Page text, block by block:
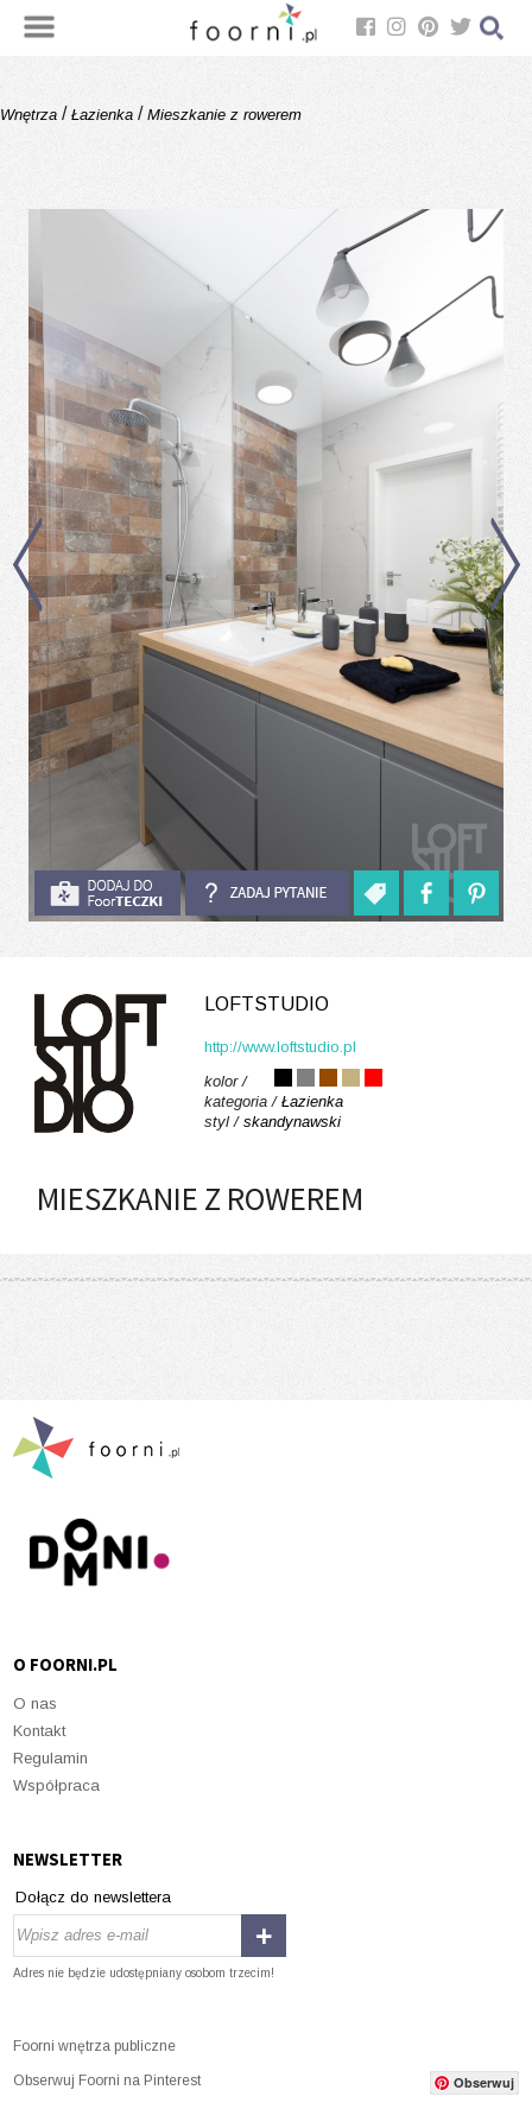
Wnętrza / Łazienka / Mieszkanie z rowerem
LOFTSTUDIO
http://www.loftstudio.pl
kolor /
kategoria / Łazienka
styl / skandynawski
MIESZKANIE Z ROWEREM
O FOORNI.PL
O nas
Kontakt
Regulamin
Współpraca
NEWSLETTER
Dołącz do newslettera
Adres nie będzie udostępniany osobom trzecim!
Foorni wnętrza publiczne
Obserwuj Foorni na Pinterest Obserwuj